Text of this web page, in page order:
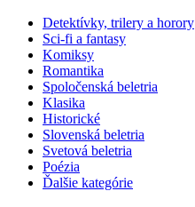
Detektívky, trilery a horory
Sci-fi a fantasy
Komiksy
Romantika
Spoločenská beletria
Klasika
Historické
Slovenská beletria
Svetová beletria
Poézia
Ďalšie kategórie